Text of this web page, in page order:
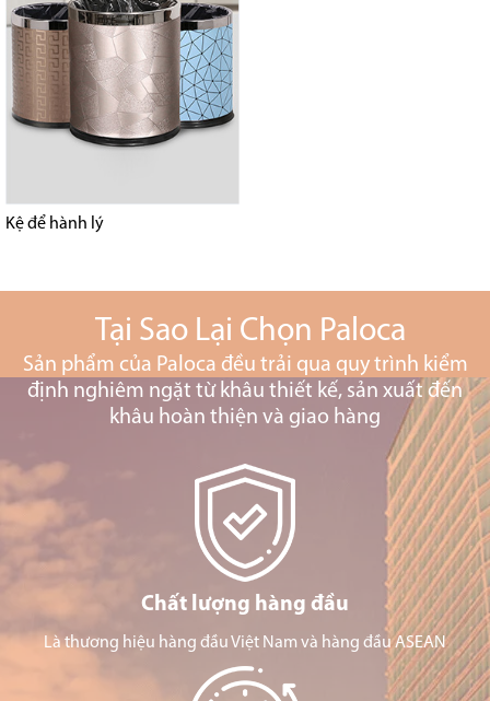
Kệ để hành lý
Tại Sao Lại Chọn Paloca
Sản phẩm của Paloca đều trải qua quy trình kiểm
định nghiêm ngặt từ khâu thiết kế, sản xuất đến
khâu hoàn thiện và giao hàng
Chất lượng hàng đầu
Là thương hiệu hàng đầu Việt Nam và hàng đầu ASEAN